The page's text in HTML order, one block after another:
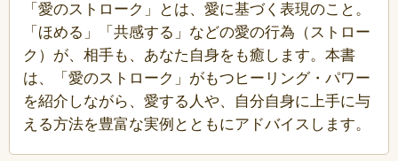
「愛のストローク」とは、愛に基づく表現のこと。
「ほめる」「共感する」などの愛の行為（ストロー
ク）が、相手も、あなた自身をも癒します。本書
は、「愛のストローク」がもつヒーリング・パワー
を紹介しながら、愛する人や、自分自身に上手に与
える方法を豊富な実例とともにアドバイスします。